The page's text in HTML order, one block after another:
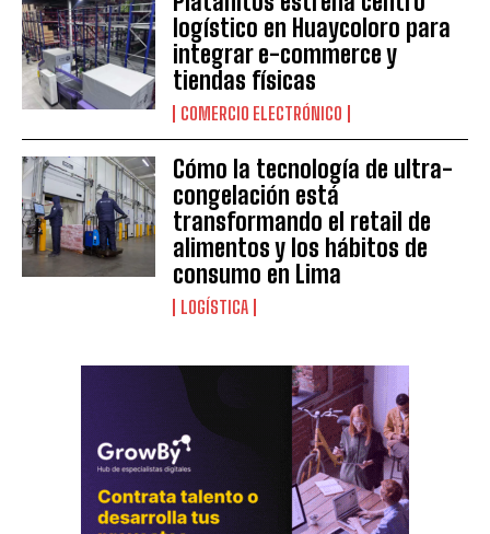
logístico en Huaycoloro para
integrar e-commerce y
tiendas físicas
COMERCIO ELECTRÓNICO
Cómo la tecnología de ultra-
congelación está
transformando el retail de
alimentos y los hábitos de
consumo en Lima
LOGÍSTICA